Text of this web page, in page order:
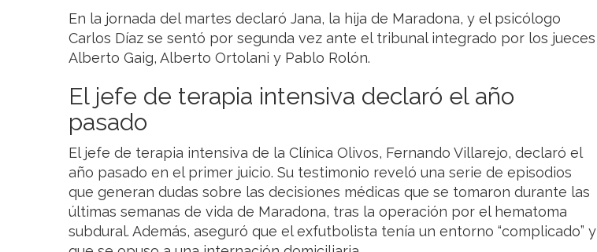
En la jornada del martes declaró Jana, la hija de Maradona, y el psicólogo
Carlos Díaz se sentó por segunda vez ante el tribunal integrado por los jueces
Alberto Gaig, Alberto Ortolani y Pablo Rolón.
El jefe de terapia intensiva declaró el año
pasado
El jefe de terapia intensiva de la Clínica Olivos, Fernando Villarejo, declaró el
año pasado en el primer juicio. Su testimonio reveló una serie de episodios
que generan dudas sobre las decisiones médicas que se tomaron durante las
últimas semanas de vida de Maradona, tras la operación por el hematoma
subdural. Además, aseguró que el exfutbolista tenía un entorno “complicado” y